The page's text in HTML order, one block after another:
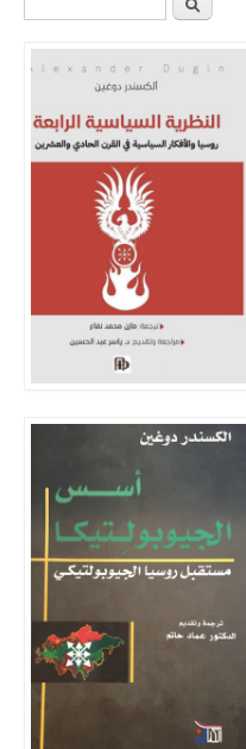
استمارة البحث